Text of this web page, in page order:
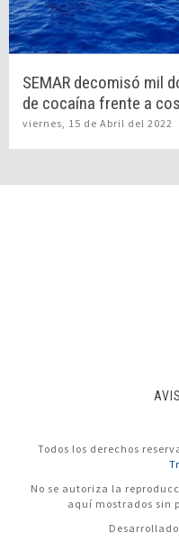
SEMAR decomisó mil
de cocaína frente a
viernes, 15 de Abril del 2022
Todos los derechos
No se autoriza la
aquí mostrados sin